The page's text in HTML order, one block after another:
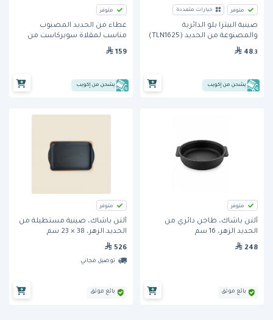
متوفر خيارات متعددة
صينية البيتزا بلو الدائرية
والمصنوعة من الحديد (TLN1625)
من جي آي ميتال
48.3
يشحن من إكويب
متوفر
غطاء من الحديد المصبوب
مناسب لمقلاة سوبركاست من
توملينسون
159
يشحن من إكويب
متوفر
ألتن باشاك، طاجن دائري من
الحديد الزهر، 16 سم
248
بائع موثق
متوفر
ألتن باشاك، صينية مستطيلة من
الحديد الزهر، 38 × 23 سم
526
توصيل مجاني
بائع موثق